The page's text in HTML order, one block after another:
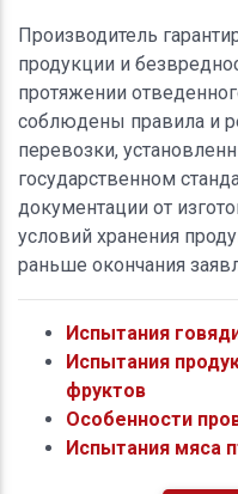
Производитель
продукции и
протяжении
соблюдены правила и
перевозки,
государственном
документации от
условий хранения
раньше окончания
Испытания
Испытания
фруктов
Особенности
Испытания мяса